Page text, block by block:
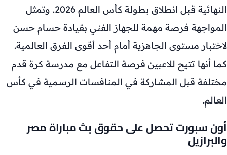
النهائية قبل انطلاق بطولة كأس العالم 2026. وتمثل
المواجهة فرصة مهمة للجهاز الفني بقيادة حسام حسن
لاختبار مستوى الجاهزية أمام أحد أقوى الفرق العالمية.
كما أنها تتيح للاعبين فرصة التفاعل مع مدرسة كرة قدم
مختلفة قبل المشاركة في المنافسات الرسمية في كأس
العالم.
أون سبورت تحصل على حقوق بث مباراة مصر
والبرازيل